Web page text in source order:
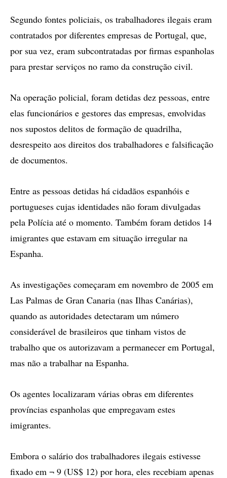
Segundo fontes policiais, os trabalhadores ilegais eram
contratados por diferentes empresas de Portugal, que,
por sua vez, eram subcontratadas por firmas espanholas
para prestar serviços no ramo da construção civil.
Na operação policial, foram detidas dez pessoas, entre
elas funcionários e gestores das empresas, envolvidas
nos supostos delitos de formação de quadrilha,
desrespeito aos direitos dos trabalhadores e falsificação
de documentos.
Entre as pessoas detidas há cidadãos espanhóis e
portugueses cujas identidades não foram divulgadas
pela Polícia até o momento. Também foram detidos 14
imigrantes que estavam em situação irregular na
Espanha.
As investigações começaram em novembro de 2005 em
Las Palmas de Gran Canaria (nas Ilhas Canárias),
quando as autoridades detectaram um número
considerável de brasileiros que tinham vistos de
trabalho que os autorizavam a permanecer em Portugal,
mas não a trabalhar na Espanha.
Os agentes localizaram várias obras em diferentes
províncias espanholas que empregavam estes
imigrantes.
Embora o salário dos trabalhadores ilegais estivesse
fixado em ¬ 9 (US$ 12) por hora, eles recebiam apenas